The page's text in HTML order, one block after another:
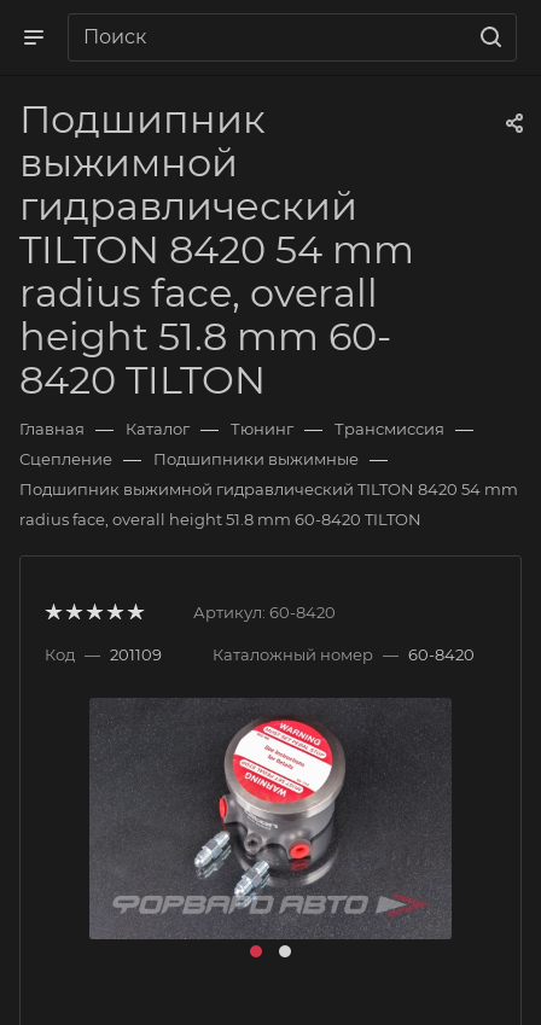
Подшипник
выжимной
гидравлический
TILTON 8420 54 mm
radius face, overall
height 51.8 mm 60-
8420 TILTON
Главная — Каталог — Тюнинг — Трансмиссия —
Сцепление — Подшипники выжимные —
Подшипник выжимной гидравлический TILTON 8420 54 mm
radius face, overall height 51.8 mm 60-8420 TILTON
Артикул: 60-8420
Код — 201109 Каталожный номер — 60-8420